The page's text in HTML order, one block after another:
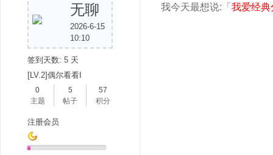
无聊
2026-6-15
10:10
签到天数: 5 天
[LV.2]偶尔看看I
0
主题
5
帖子
57
积分
注册会员
我今天最想说:「 我爱经典